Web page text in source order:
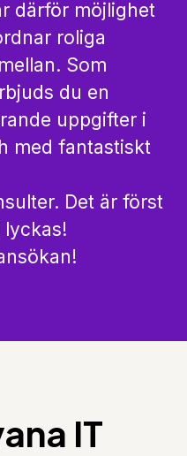
därför möjlighet
roliga
Som
du en
uppgifter i
med fantastiskt
Det är först
lyckas!
IT